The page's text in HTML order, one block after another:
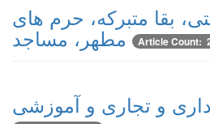
بقا متبرکه، حرم های
مطهر، مساجد Article Count:
و تجاری و آموزشی